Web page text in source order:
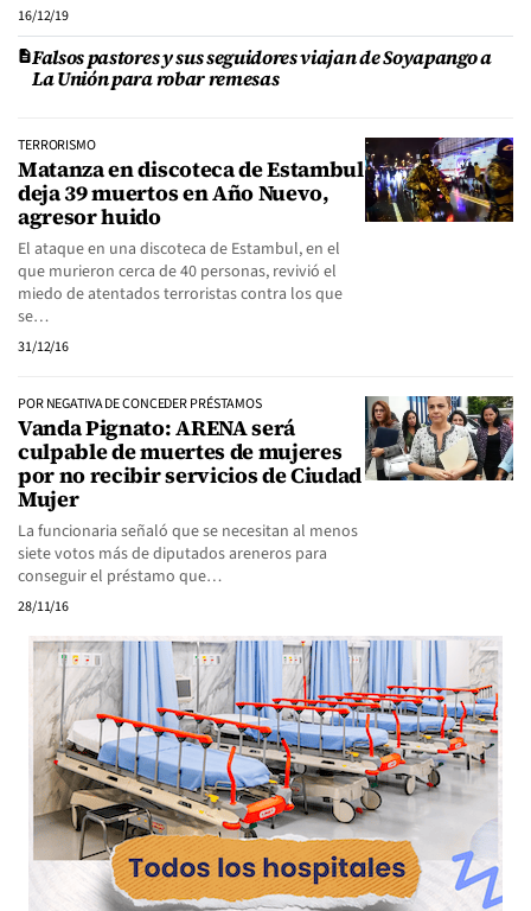
16/12/19
Falsos pastores y sus seguidores viajan de Soyapango a
La Unión para robar remesas
TERRORISMO
Matanza en discoteca de Estambul
deja 39 muertos en Año Nuevo,
agresor huido
El ataque en una discoteca de Estambul, en el
que murieron cerca de 40 personas, revivió el
miedo de atentados terroristas contra los que
se…
31/12/16
POR NEGATIVA DE CONCEDER PRÉSTAMOS
Vanda Pignato: ARENA será
culpable de muertes de mujeres
por no recibir servicios de Ciudad
Mujer
La funcionaria señaló que se necesitan al menos
siete votos más de diputados areneros para
conseguir el préstamo que…
28/11/16